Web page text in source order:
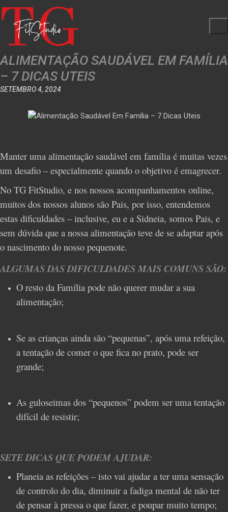
ALIMENTAÇÃO SAUDÁVEL EM FAMÍLIA
– 7 DICAS UTEIS
SETEMBRO 4, 2024
Manter uma alimentação saudável em família é muitas vezes
um desafio – especialmente quando o objetivo é emagrecer.
No TG FitStudio, e nos nossos acompanhamentos online,
muitos dos nossos alunos são Pais, por isso, entendemos
estas dificuldades – inclusive, eu e a Sidneia, somos Pais, e
sem dúvida que a nossa alimentação teve de se adaptar após
o nascimento do nosso pequenote.
ALGUMAS DAS DIFICULDADES MAIS COMUNS SÃO:
O resto da Família pode não querer mudar a sua
alimentação;
Se as crianças ainda são “pequenas”, após uma refeição,
a tentação de comer o que fica no prato, pode ser
grande;
As guloseimas dos “pequenos” podem ser uma tentação
difícil de resistir;
SETE DICAS QUE PODEM AJUDAR:
Planeia as refeições – isto vai ajudar a ter uma sensação
de controlo do dia, diminuir a fadiga mental de não ter
de pensar à pressa o que fazer, e poupar muito tempo;